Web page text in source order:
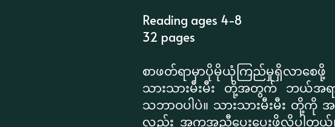
Reading ages 4-8
32 pages
စာဖတ်ရာမှာပိုမိုယုံကြည်မှုရှိလာစေဖို့
သားသားမီးမီး တို့အတွက် ဘယ်အရ
သဘာဝပါပဲ။ သားသားမီးမီး တို့
လည်း အကူအညီပေးပေးဖို့လိုပါတယ်။